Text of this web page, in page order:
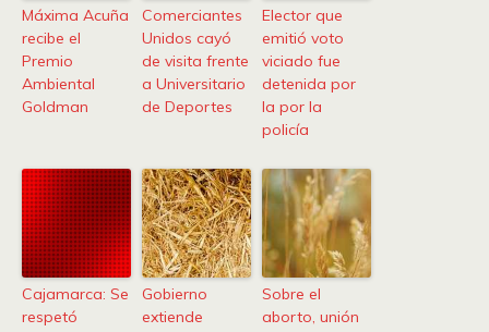
Máxima Acuña
recibe el
Premio
Ambiental
Goldman
Comerciantes
Unidos cayó
de visita frente
a Universitario
de Deportes
Elector que
emitió voto
viciado fue
detenida por
la por la
policía
Cajamarca: Se
respetó
Gobierno
extiende
Sobre el
aborto, unión